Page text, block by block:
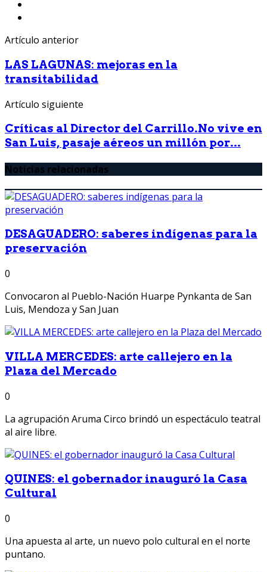
Artículo anterior
LAS LAGUNAS: mejoras en la
transitabilidad
Artículo siguiente
Críticas al Director del Carrillo.No vive en
San Luis, pasaje aéreos un millón por...
Noticias relacionadas
DESAGUADERO: saberes indígenas para la
preservación
0
Convocaron al Pueblo-Nación Huarpe Pynkanta de San
Luis, Mendoza y San Juan
VILLA MERCEDES: arte callejero en la
Plaza del Mercado
0
La agrupación Aruma Circo brindó un espectáculo teatral
al aire libre.
QUINES: el gobernador inauguró la Casa
Cultural
0
Una apuesta al arte, un nuevo polo cultural en el norte
puntano.